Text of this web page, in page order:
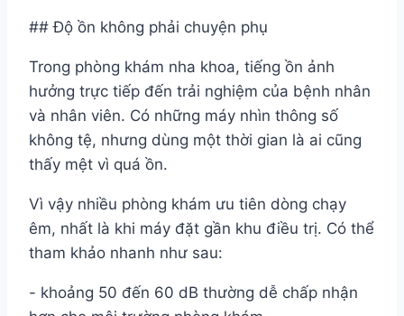
## Độ ồn không phải chuyện phụ
Trong phòng khám nha khoa, tiếng ồn ảnh
hưởng trực tiếp đến trải nghiệm của bệnh nhân
và nhân viên. Có những máy nhìn thông số
không tệ, nhưng dùng một thời gian là ai cũng
thấy mệt vì quá ồn.
Vì vậy nhiều phòng khám ưu tiên dòng chạy
êm, nhất là khi máy đặt gần khu điều trị. Có thể
tham khảo nhanh như sau:
- khoảng 50 đến 60 dB thường dễ chấp nhận